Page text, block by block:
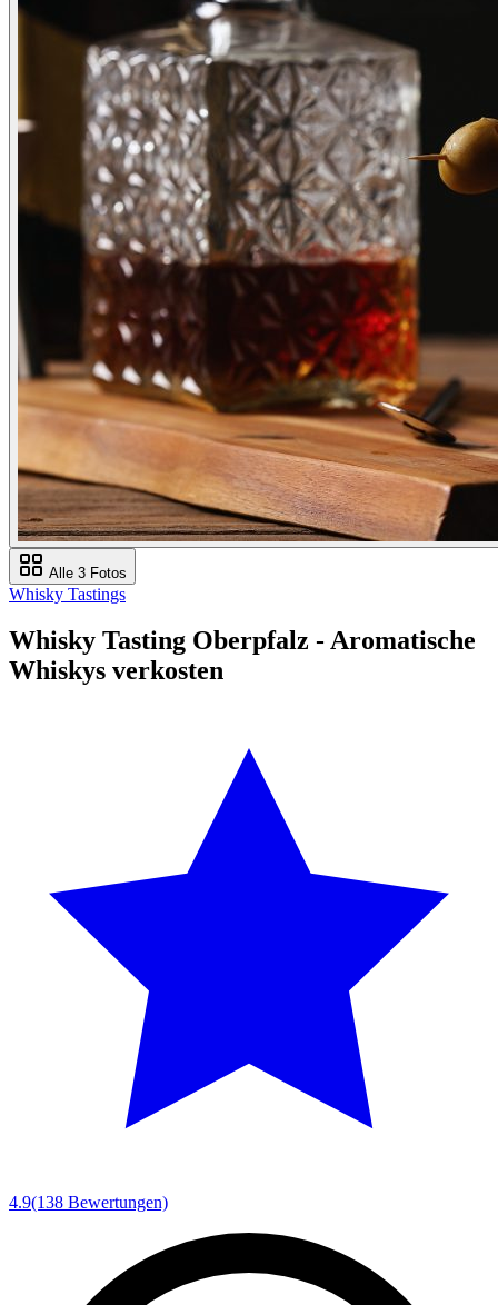
Alle 3 Fotos
Whisky Tastings
Whisky Tasting Oberpfalz - Aromatische
Whiskys verkosten
4.9(138 Bewertungen)